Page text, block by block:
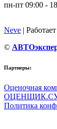
пн-пт 09:00 -
Neve |
©
Партнеры:
Оценочная
Политика